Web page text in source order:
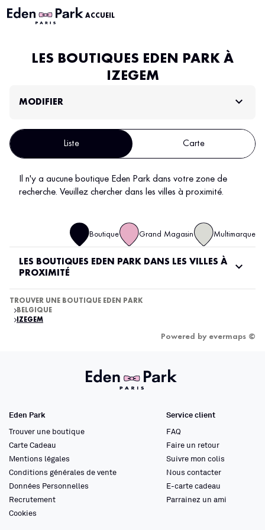
ACCUEIL
LES BOUTIQUES EDEN PARK À
IZEGEM
MODIFIER
Liste Carte
Il n'y a aucune boutique Eden Park dans votre zone de
recherche. Veuillez chercher dans les villes à proximité.
Boutique Grand Magasin Multimarque
LES BOUTIQUES EDEN PARK DANS LES VILLES À
PROXIMITÉ
TROUVER UNE BOUTIQUE EDEN PARK
BELGIQUE
IZEGEM
Powered by evermaps ©
Eden Park
Trouver une boutique
Carte Cadeau
Mentions légales
Conditions générales de vente
Données Personnelles
Recrutement
Cookies
Service client
FAQ
Faire un retour
Suivre mon colis
Nous contacter
E-carte cadeau
Parrainez un ami